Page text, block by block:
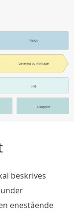
beskrives
enestående